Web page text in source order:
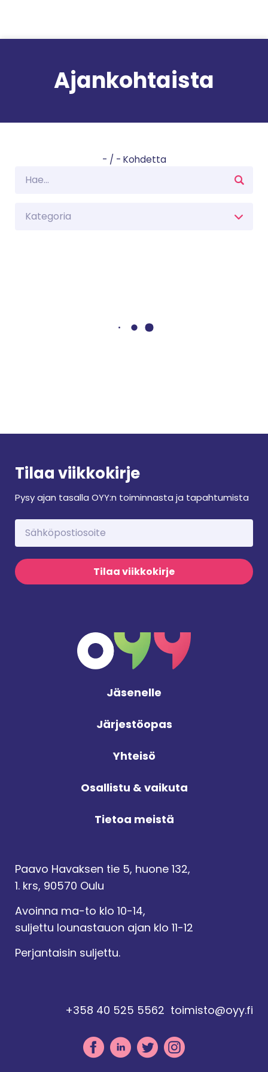
Ajankohtaista
- / - Kohdetta
Kategoria
Tilaa viikkokirje
Pysy ajan tasalla OYY:n toiminnasta ja tapahtumista
Tilaa viikkokirje
Jäsenelle
Järjestöopas
Yhteisö
Osallistu & vaikuta
Tietoa meistä
Paavo Havaksen tie 5, huone 132,
1. krs, 90570 Oulu
Avoinna ma-to klo 10-14,
suljettu lounastauon ajan klo 11-12
Perjantaisin suljettu.
+358 40 525 5562 toimisto@oyy.fi